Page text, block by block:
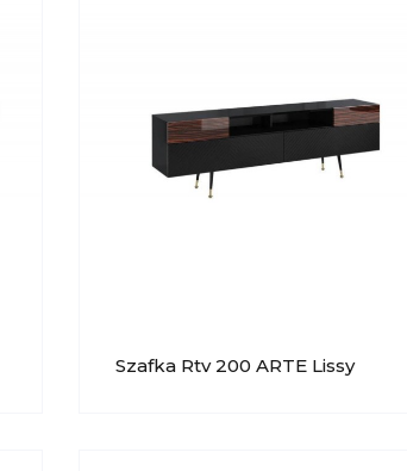
Szafka Rtv 200 ARTE Lissy